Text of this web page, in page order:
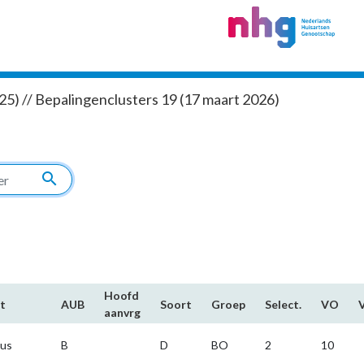
// Bepalingenclusters 19 (17 maart 2026)
search
AUB
Hoofd​
aanvrg
Soort Groep Select. VO
B D BO 2 10